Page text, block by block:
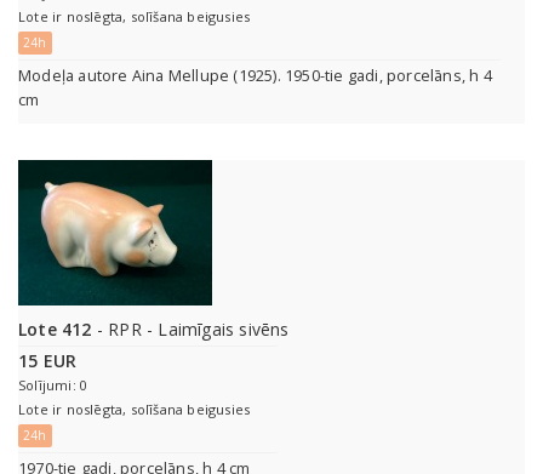
Lote ir noslēgta, solīšana beigusies
24h
Modeļa autore Aina Mellupe (1925). 1950-tie gadi, porcelāns, h 4
cm
Lote 412 - RPR - Laimīgais sivēns
15 EUR
Solījumi: 0
Lote ir noslēgta, solīšana beigusies
24h
1970-tie gadi, porcelāns, h 4 cm